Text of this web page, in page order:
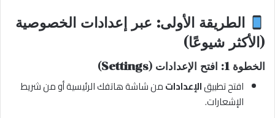
الطريقة الأولى: عبر إعدادات الخصوصية
(الأكثر شيوعًا)
الخطوة 1: افتح الإعدادات (Settings)
افتح تطبيقالإعداداتمن شاشة هاتفك الرئيسية أو من شريط
الإشعارات.